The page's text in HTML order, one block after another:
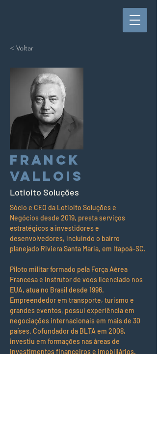
< Voltar
Franck
Vallois
Lotioito Soluções
Sócio e CEO da Lotioito Soluções e
Negócios desde 2019, presta serviços
estratégicos a investidores e
desenvolvedores, incluindo o bairro
planejado Riviera Santa Maria, em Itapoá-SC.
Piloto militar formado pela Força Aérea
Francesa e instrutor de voos licenciado nos
EUA, atua no Brasil desde 1996.
Empreendedor em transporte, turismo e
grandes eventos, possui experiência em
negociações internacionais em mais de 30
países. Cofundador da BLTA em 2008,
investiu em formações nas áreas de
investimentos financeiros e imobiliários.